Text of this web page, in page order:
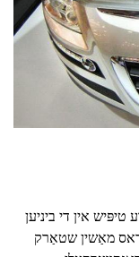
לעגאַמרע טיפּיש אין די ביניען
דאס מאַשין שטאַרק